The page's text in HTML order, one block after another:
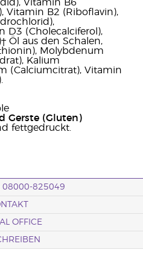
Vitamin B6
Vitamin B2 (Riboﬂavin),
D3 (Cholecalciferol),
Öl aus den Schalen,
Molybdenum
Kalium
(Calciumcitrat), Vitamin
Gerste (Gluten)
fettgedruckt.
08000-825049
OFFICE